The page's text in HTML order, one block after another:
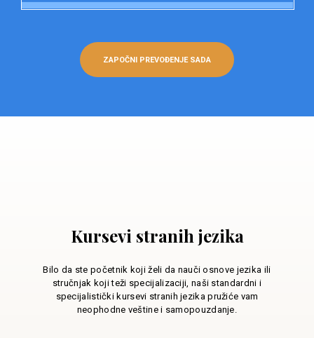
ZAPOČNI PREVOĐENJE SADA
Kursevi stranih jezika
Bilo da ste početnik koji želi da nauči osnove jezika ili
stručnjak koji teži specijalizaciji, naši standardni i
specijalistički kursevi stranih jezika pružiće vam
neophodne veštine i samopouzdanje.